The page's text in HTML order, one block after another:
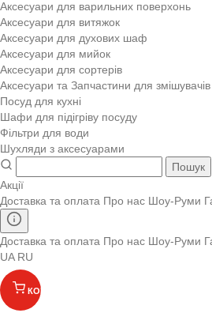
Аксесуари для варильних поверхонь
Аксесуари для витяжок
Аксесуари для духових шаф
Аксесуари для мийок
Аксесуари для сортерів
Аксесуари та Запчастини для змішувачів
Посуд для кухні
Шафи для підігріву посуду
Фільтри для води
Шухляди з аксесуарами
Пошук
Акції
Доставка та оплата Про нас Шоу-Руми
Доставка та оплата Про нас Шоу-Руми
UA RU
КОШИК